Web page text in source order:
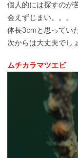
個人的には探すのが
会えずじまい。。。
体長3cmと思ってい
次からは大丈夫でし
ムチカラマツエビ